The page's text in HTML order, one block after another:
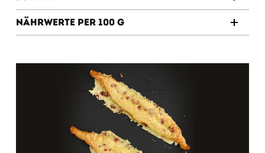
VIDEOS
Nährwerte per 100 g